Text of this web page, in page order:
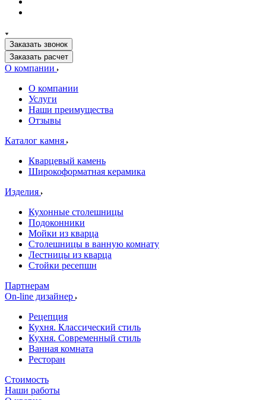
Заказать звонок
Заказать расчет
О компании
О компании
Услуги
Наши преимущества
Отзывы
Каталог камня
Кварцевый камень
Широкоформатная керамика
Изделия
Кухонные столешницы
Подоконники
Мойки из кварца
Столешницы в ванную комнату
Лестницы из кварца
Стойки ресепшн
Партнерам
On-line дизайнер
Рецепция
Кухня. Классический стиль
Кухня. Современный стиль
Ванная комната
Ресторан
Стоимость
Наши работы